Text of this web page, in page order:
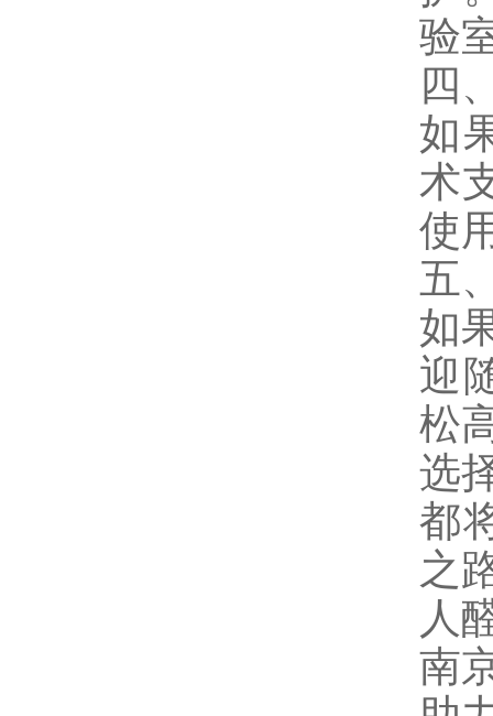
验
四
如
术
使
五
如
迎
松
选
都
之
人
南